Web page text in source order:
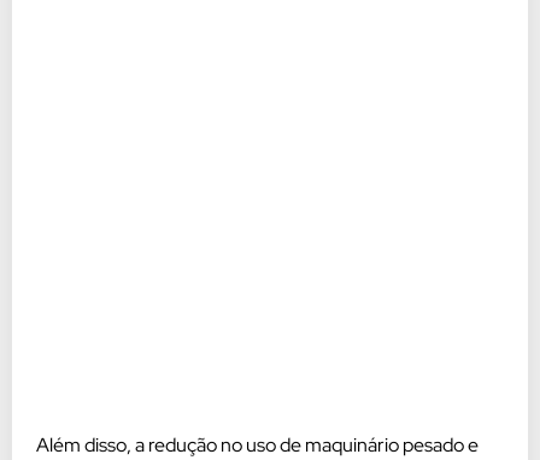
Além disso, a redução no uso de maquinário pesado e